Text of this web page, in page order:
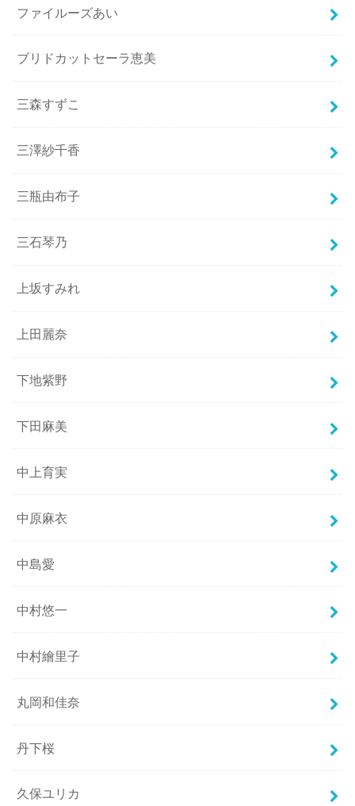
ファイルーズあい
ブリドカットセーラ恵美
三森すずこ
三澤紗千香
三瓶由布子
三石琴乃
上坂すみれ
上田麗奈
下地紫野
下田麻美
中上育実
中原麻衣
中島愛
中村悠一
中村繪里子
丸岡和佳奈
丹下桜
久保ユリカ